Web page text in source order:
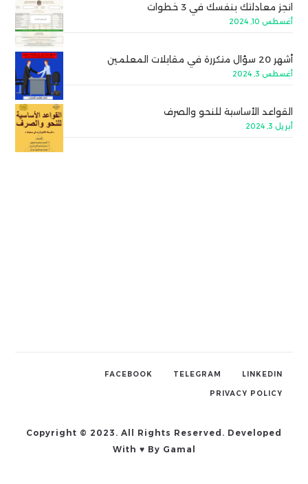
انجز معادلتك بنفسك في 3 خطوات
أغسطس 10, 2024
أشهر 20 سؤال متكررة في مقابلات المعلمين
أغسطس 3, 2024
القواعد الأساسية للنحو والصرف
أبريل 3, 2024
LINKEDIN
TELEGRAM
FACEBOOK
PRIVACY POLICY
Copyright © 2023. All Rights Reserved. Developed
With ♥ By Gamal